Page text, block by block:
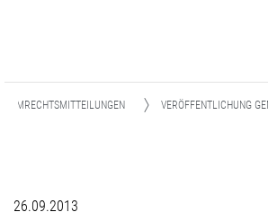
VERÖFFENTLICHUNG
26.09.2013